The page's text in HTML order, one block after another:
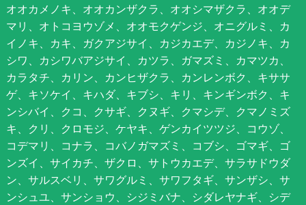
オオカメノキ、オオカンザクラ、オオシマザクラ、オオデ
マリ、オトコヨウゾメ、オオモクゲンジ、オニグルミ、カ
イノキ、カキ、ガクアジサイ、カジカエデ、カジノキ、カ
シワ、カシワバアジサイ、カツラ、ガマズミ、カマツカ、
カラタチ、カリン、カンヒザクラ、カンレンボク、キササ
ゲ、キソケイ、キハダ、キブシ、キリ、キンギンボク、キ
ンシバイ、クコ、クサギ、クヌギ、クマシデ、クマノミズ
キ、クリ、クロモジ、ケヤキ、ゲンカイツツジ、コウゾ、
コデマリ、コナラ、コバノガマズミ、コブシ、ゴマギ、ゴ
ンズイ、サイカチ、ザクロ、サトウカエデ、サラサドウダ
ン、サルスベリ、サワグルミ、サワフタギ、サンザシ、サ
ンシュユ、サンショウ、シジミバナ、シダレヤナギ、シデ